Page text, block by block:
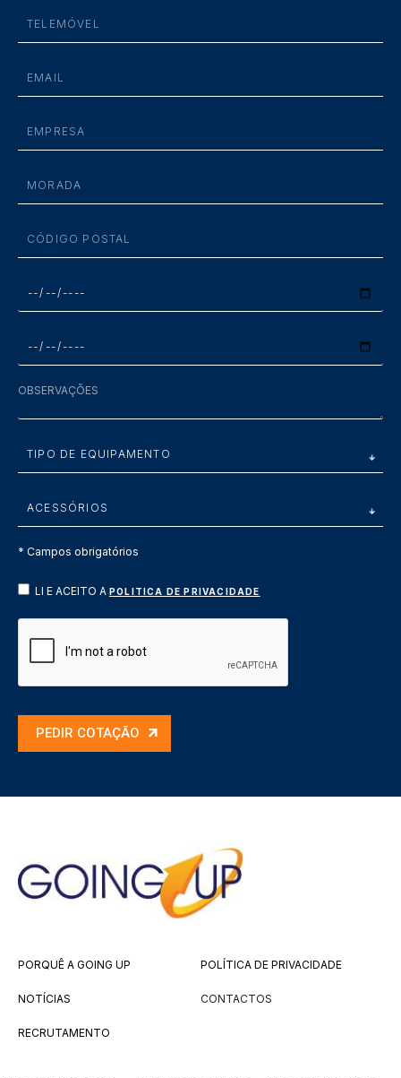
* Campos obrigatórios
LI E ACEITO A POLITICA DE PRIVACIDADE
PEDIR COTAÇÃO
PORQUÊ A GOING UP
NOTÍCIAS
RECRUTAMENTO
POLÍTICA DE PRIVACIDADE
CONTACTOS